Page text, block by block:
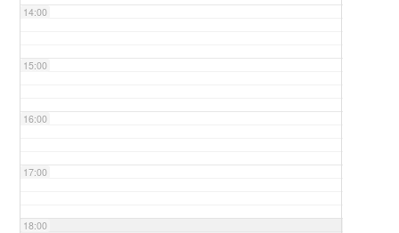
14:00
15:00
16:00
17:00
18:00